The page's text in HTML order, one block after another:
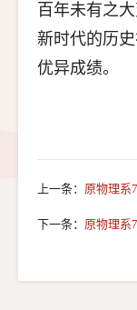
百年未有之
新时代的历
优异成绩。
上一条： 原物理系
下一条： 原物理系